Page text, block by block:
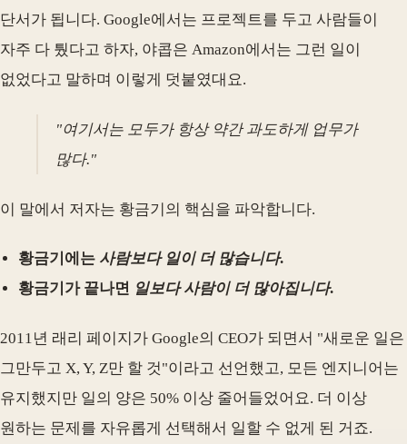
단서가 됩니다. Google에서는 프로젝트를 두고 사람들이
자주 다 퉜다고 하자, 야콥은 Amazon에서는 그런 일이
없었다고 말하며 이렇게 덧붙였대요.
"여기서는 모두가 항상 약간 과도하게 업무가
많다."
이 말에서 저자는 황금기의 핵심을 파악합니다.
황금기에는 사람보다 일이 더 많습니다.
황금기가 끝나면 일보다 사람이 더 많아집니다.
2011년 래리 페이지가 Google의 CEO가 되면서 "새로운 일은
그만두고 X, Y, Z만 할 것"이라고 선언했고, 모든 엔지니어는
유지했지만 일의 양은 50% 이상 줄어들었어요. 더 이상
원하는 문제를 자유롭게 선택해서 일할 수 없게 된 거죠.